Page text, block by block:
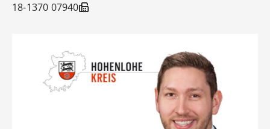
07940 18-1370